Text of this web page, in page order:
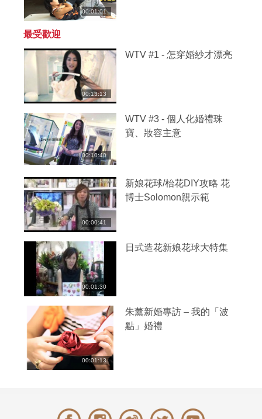
00:01:01
最受歡迎
00:13:13
WTV #1 - 怎穿婚紗才漂亮
00:10:40
WTV #3 - 個人化婚禮珠
寶、妝容主意
00:00:41
新娘花球/枱花DIY攻略 花
博士Solomon親示範
00:01:30
日式造花新娘花球大特集
00:01:13
朱薰新婚專訪 – 我的「波
點」婚禮